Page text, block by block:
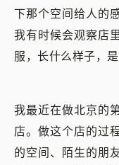
下那个空间给人的
我有时候会观察店
服，长什么样子，
我最近在做北京的
店。做这个店的过
的空间、陌生的朋